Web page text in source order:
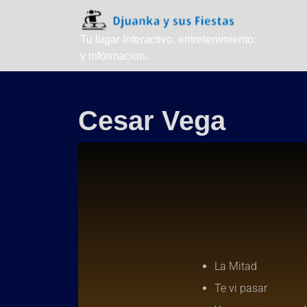
Tu lugar Interactivo, entretenimiento
y informacion.
Cesar Vega
La Mitad
Te vi pasar